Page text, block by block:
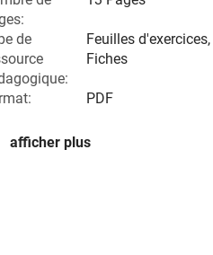
de
Feuilles
Fiches
PDF
afficher plus